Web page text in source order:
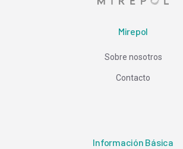
Mirepol
Sobre nosotros
Contacto
Información Básica